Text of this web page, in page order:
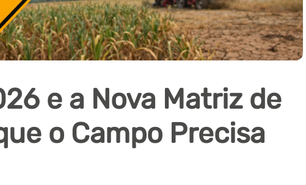
e a Nova Matriz de
o Campo Precisa